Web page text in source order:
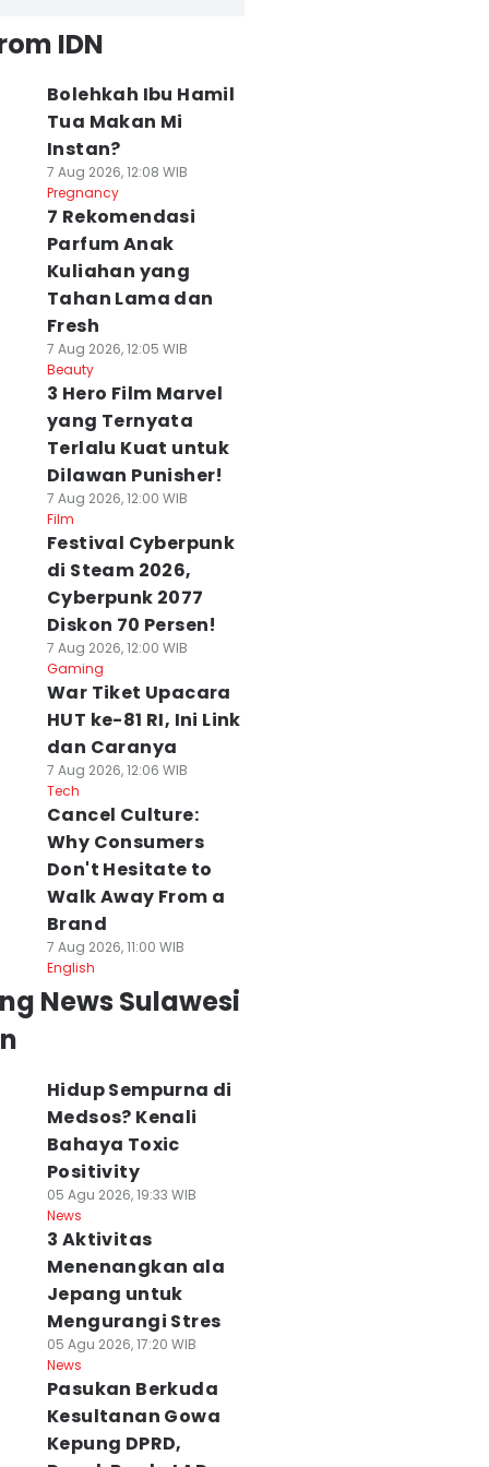
IDN
Bolehkah Ibu Hamil
Tua Makan Mi
Instan?
7 Aug 2026, 12:08 WIB
Pregnancy
7 Rekomendasi
Parfum Anak
Kuliahan yang
Tahan Lama dan
Fresh
7 Aug 2026, 12:05 WIB
Beauty
3 Hero Film Marvel
yang Ternyata
Terlalu Kuat untuk
Dilawan Punisher!
7 Aug 2026, 12:00 WIB
Film
Festival Cyberpunk
di Steam 2026,
Cyberpunk 2077
Diskon 70 Persen!
7 Aug 2026, 12:00 WIB
Gaming
War Tiket Upacara
HUT ke-81 RI, Ini Link
dan Caranya
7 Aug 2026, 12:06 WIB
Tech
Cancel Culture:
Why Consumers
Don't Hesitate to
Walk Away From a
Brand
7 Aug 2026, 11:00 WIB
English
News Sulawesi
Hidup Sempurna di
Medsos? Kenali
Bahaya Toxic
Positivity
05 Agu 2026, 19:33 WIB
News
3 Aktivitas
Menenangkan ala
Jepang untuk
Mengurangi Stres
05 Agu 2026, 17:20 WIB
News
Pasukan Berkuda
Kesultanan Gowa
Kepung DPRD,